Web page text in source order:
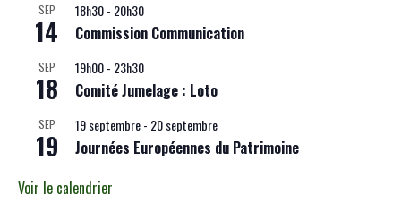
SEP
14
18h30- 20h30
Commission Communication
SEP
18
19h00- 23h30
Comité Jumelage : Loto
SEP
19
19 septembre- 20 septembre
Journées Européennes du Patrimoine
Voir le calendrier